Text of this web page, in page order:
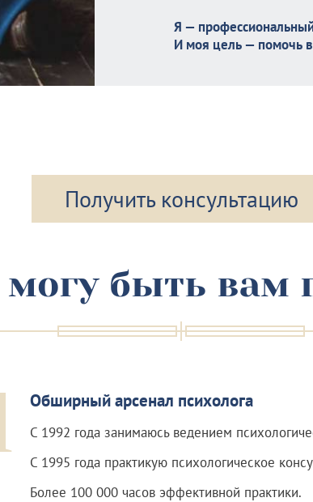
Я —
И моя цель — помочь
Получить консультацию
быть вам
Обширный арсенал психолога
С 1992 года занимаюсь ведением
С 1995 года практикую психологическое
Более 100 000 часов эффективной практики.